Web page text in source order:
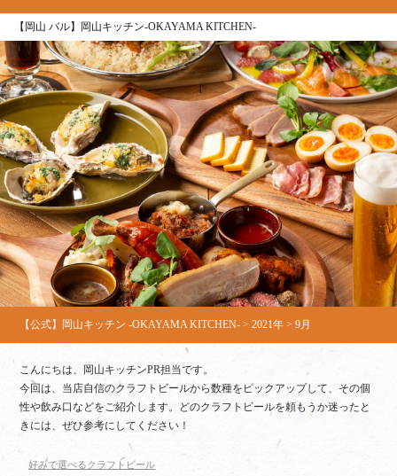
【岡山 バル】岡山キッチン‐OKAYAMA KITCHEN‐
【公式】岡山キッチン ‐OKAYAMA KITCHEN‐ >2021年 >9月
こんにちは、岡山キッチンPR担当です。
今回は、当店自信のクラフトビールから数種をピックアップして、その個
性や飲み口などをご紹介します。どのクラフトビールを頼もうか迷ったと
きには、ぜひ参考にしてください！
好みで選べるクラフトビール